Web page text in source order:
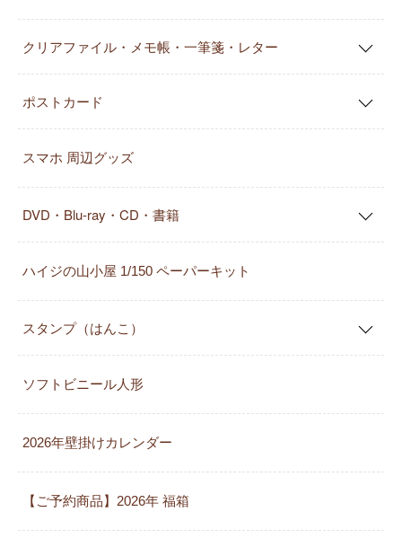
クリアファイル・メモ帳・一筆箋・レター
ポストカード
スマホ 周辺グッズ
DVD・Blu-ray・CD・書籍
ハイジの山小屋 1/150 ペーパーキット
スタンプ（はんこ）
ソフトビニール人形
2026年壁掛けカレンダー
【ご予約商品】2026年 福箱